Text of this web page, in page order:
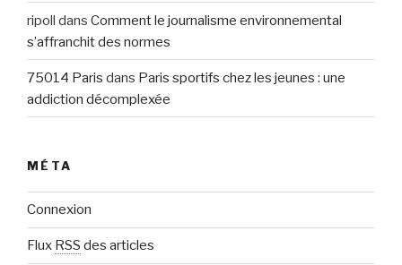
ripoll dans Comment le journalisme environnemental
s’affranchit des normes
75014 Paris dans Paris sportifs chez les jeunes : une
addiction décomplexée
MÉTA
Connexion
Flux RSS des articles